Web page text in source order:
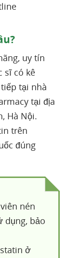
uy tín
sĩ có kê
tại nhà
tại địa
Hà Nội.
trên
đúng
nén
dụng, bảo
ở